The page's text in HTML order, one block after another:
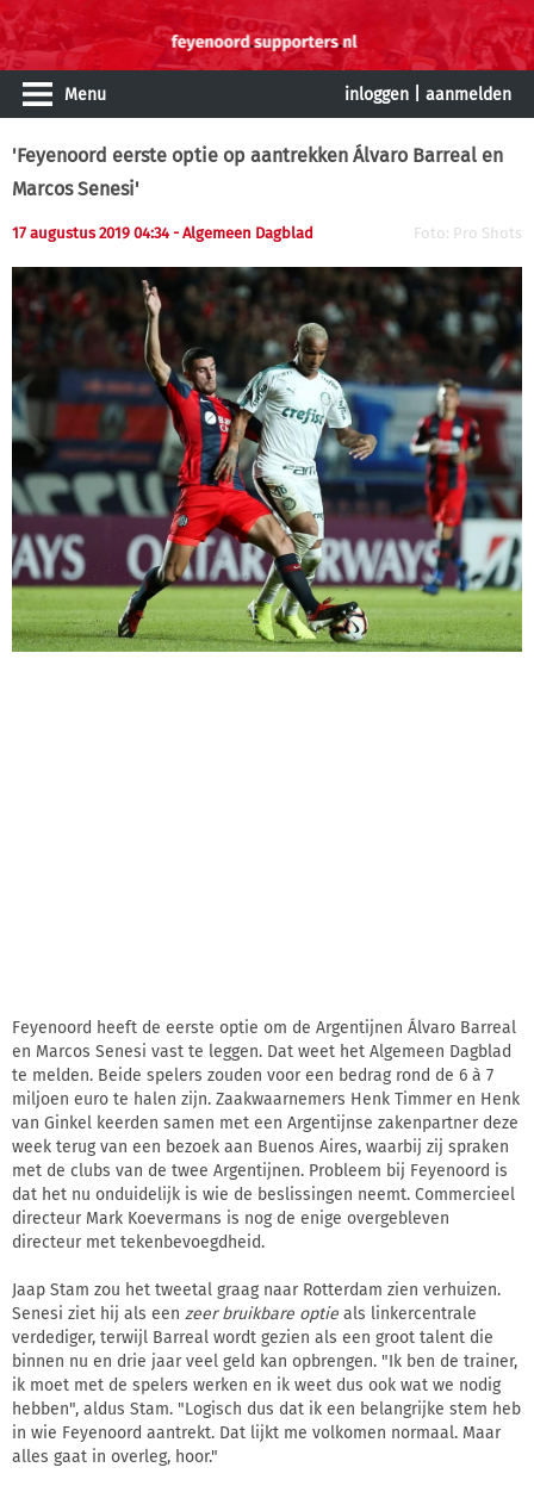
Menu inloggen aanmelden
'Feyenoord eerste optie op aantrekken Álvaro Barreal en
Marcos Senesi'
17 augustus 2019 04:34 - Algemeen Dagblad Foto: Pro Shots
Feyenoord heeft de eerste optie om de Argentijnen Álvaro Barreal
en Marcos Senesi vast te leggen. Dat weet het Algemeen Dagblad
te melden. Beide spelers zouden voor een bedrag rond de 6 à 7
miljoen euro te halen zijn. Zaakwaarnemers Henk Timmer en Henk
van Ginkel keerden samen met een Argentijnse zakenpartner deze
week terug van een bezoek aan Buenos Aires, waarbij zij spraken
met de clubs van de twee Argentijnen. Probleem bij Feyenoord is
dat het nu onduidelijk is wie de beslissingen neemt. Commercieel
directeur Mark Koevermans is nog de enige overgebleven
directeur met tekenbevoegdheid.
Jaap Stam zou het tweetal graag naar Rotterdam zien verhuizen.
Senesi ziet hij als een zeer bruikbare optie als linkercentrale
verdediger, terwijl Barreal wordt gezien als een groot talent die
binnen nu en drie jaar veel geld kan opbrengen. "Ik ben de trainer,
ik moet met de spelers werken en ik weet dus ook wat we nodig
hebben", aldus Stam. "Logisch dus dat ik een belangrijke stem heb
in wie Feyenoord aantrekt. Dat lijkt me volkomen normaal. Maar
alles gaat in overleg, hoor."